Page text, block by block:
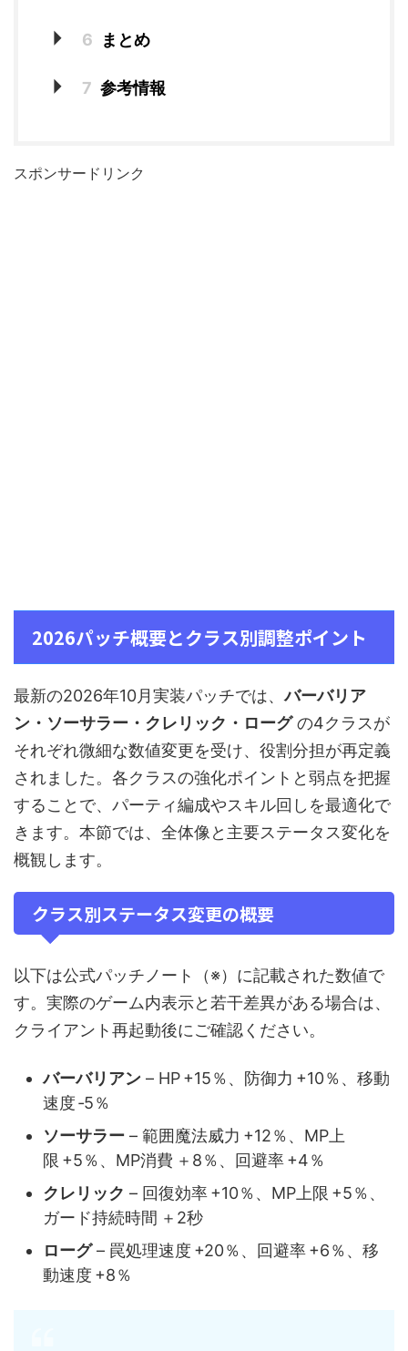
6 まとめ
7 参考情報
スポンサードリンク
2026パッチ概要とクラス別調整ポイント
最新の2026年10月実装パッチでは、バーバリア
ン・ソーサラー・クレリック・ローグの4クラスが
それぞれ微細な数値変更を受け、役割分担が再定義
されました。各クラスの強化ポイントと弱点を把握
することで、パーティ編成やスキル回しを最適化で
きます。本節では、全体像と主要ステータス変化を
概観します。
クラス別ステータス変更の概要
以下は公式パッチノート（※）に記載された数値で
す。実際のゲーム内表示と若干差異がある場合は、
クライアント再起動後にご確認ください。
バーバリアン – HP +15％、防御力 +10％、移動
速度 ‑5％
ソーサラー – 範囲魔法威力 +12％、MP上
限 +5％、MP消費 ＋8％、回避率 +4％
クレリック – 回復効率 +10％、MP上限 +5％、
ガード持続時間 ＋2秒
ローグ– 罠処理速度 +20％、回避率 +6％、移
動速度 +8％